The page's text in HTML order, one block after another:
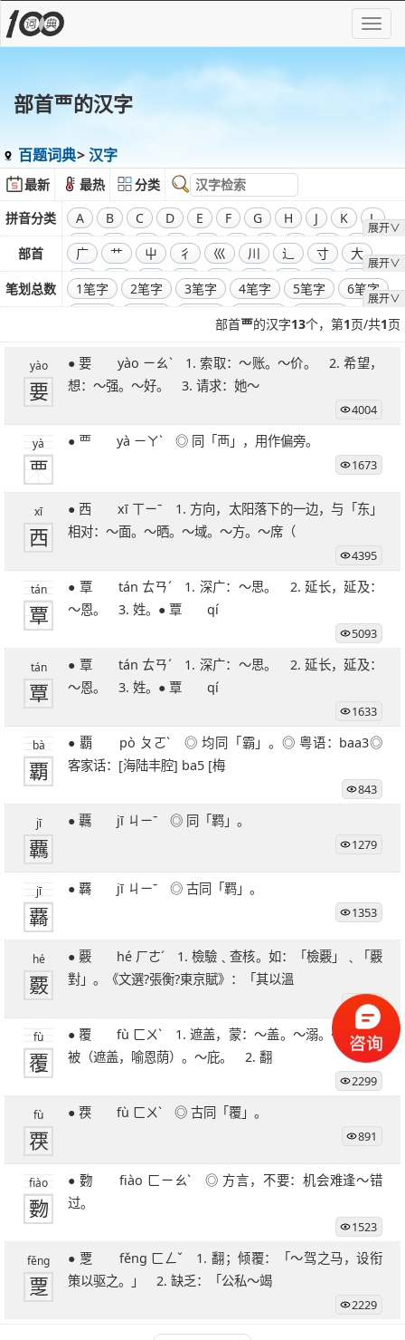
部首覀的汉字
百题词典 汉字
最新 最热
分类
拼音分类
展开∨
A B C D E F G H J K
L
M
N O P Q R S T W
X
Y
Z
部首
展开∨
广 艹 屮 彳 巛 川 辶 寸
大
飞
干 工 弓 廾 囗 己 彐
彑
巾
口 全部偏旁部首
笔划总数
展开∨
1笔字 2笔字 3笔字 4笔字 5笔字
6笔字
10笔字
11笔字
12笔字
13笔字 14笔字 15笔字
16笔字
17笔字
18笔字 19笔字 20笔字
21笔字
22笔字
23笔字 24笔字
31笔字
32笔字
33笔字 34笔字 35笔字
部首覀的汉字13个，第1页/共1页
yào
要
● 要 yào ㄧㄠˋ 1. 索取：～账。～价。 2. 希望，
想：～强。～好。 3. 请求：她～
4004
yà
覀
● 覀 yà ㄧㄚˋ ◎ 同「襾」，用作偏旁。
1673
xī
西
● 西 xī ㄒㄧˉ 1. 方向，太阳落下的一边，与「东」
相对：～面。～晒。～域。～方。～席（
4395
tán
覃
● 覃 tán ㄊㄢˊ 1. 深广：～思。 2. 延长，延及：
～恩。 3. 姓。● 覃 qí
5093
tán
覃
● 覃 tán ㄊㄢˊ 1. 深广：～思。 2. 延长，延及：
～恩。 3. 姓。● 覃 qí
1633
bà
覇
● 覇 pò ㄆㄛˋ ◎ 均同「霸」。◎ 粤语：baa3◎
客家话：[海陆丰腔] ba5 [梅
843
jī
覊
● 覊 jī ㄐㄧˉ ◎ 同「羁」。
1279
jī
覉
● 覉 jī ㄐㄧˉ ◎ 古同「羁」。
1353
hé
覈
● 覈 hé ㄏㄜˊ 1. 檢驗﹑查核。如：「檢覈」﹑「覈
對」。《文選?張衡?東京賦》：「其以溫
855
fù
覆
● 覆 fù ㄈㄨˋ 1. 遮盖，蒙：～盖。～溺。～蔽。～
被（遮盖，喻恩荫）。～庇。 2. 翻
2299
fù
覄
● 覄 fù ㄈㄨˋ ◎ 古同「覆」。
891
fiào
覅
● 覅 fiào ㄈㄧㄠˋ ◎ 方言，不要：机会难逢～错
过。
1523
fěng
覂
● 覂 fěng ㄈㄥˇ 1. 翻；倾覆：「～驾之马，设衔
策以驱之。」 2. 缺乏：「公私～竭
2229